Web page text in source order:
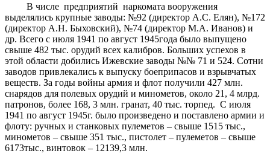
В числе предприятий наркомата вооружения
выделялись крупные заводы: №92 (директор А.С. Елян), №172
(директор А.Н. Быховский), №74 (директор М.А. Иванов) и
др. Всего с июля 1941 по август 1945года было выпущено
свыше 482 тыс. орудий всех калибров. Больших успехов в
этой области добились Ижевские заводы №№ 71 и 524. Сотни
заводов привлекались к выпуску боеприпасов и взрывчатых
веществ. За годы войны армия и флот получили 427 млн.
снарядов для полевых орудий и минометов, около 21, 4 млрд.
патронов, более 168, 3 млн. гранат, 40 тыс. торпед. С июля
1941 по август 1945г. было произведено и поставлено армии и
флоту: ручных и станковых пулеметов – свыше 1515 тыс.,
минометов – свыше 351 тыс., пистолет – пулеметов – свыше
6173тыс., винтовок – 12139,3 млн.